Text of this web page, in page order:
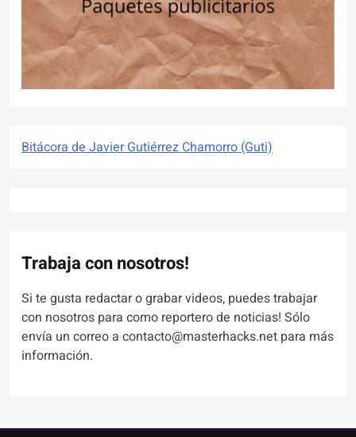
Bitácora de Javier Gutiérrez Chamorro (Guti)
Trabaja con nosotros!
Si te gusta redactar o grabar videos, puedes trabajar
con nosotros para como reportero de noticias! Sólo
envía un correo a contacto@masterhacks.net para más
información.